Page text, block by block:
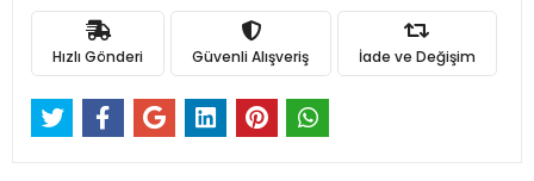
Hızlı Gönderi Güvenli Alışveriş İade ve Değişim